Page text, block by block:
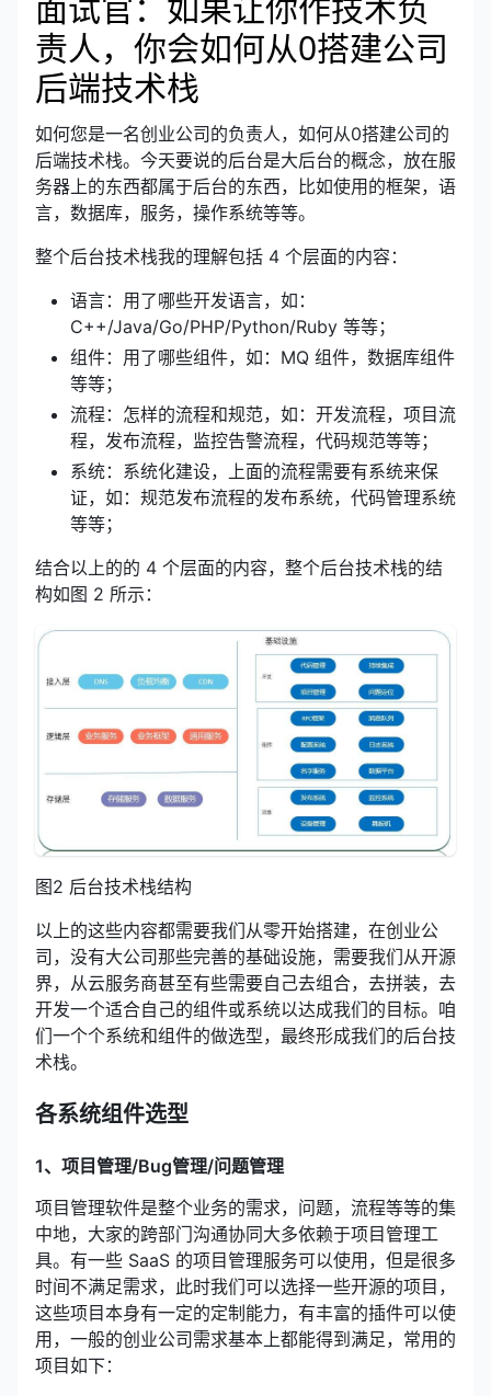
责人，你会如何从0搭建公司
后端技术栈
如何您是一名创业公司的负责人，如何从0搭建公司的
后端技术栈。今天要说的后台是大后台的概念，放在服
务器上的东西都属于后台的东西，比如使用的框架，语
言，数据库，服务，操作系统等等。
整个后台技术栈我的理解包括 4 个层面的内容：
语言：用了哪些开发语言，如：
C++/Java/Go/PHP/Python/Ruby 等等；
组件：用了哪些组件，如：MQ 组件，数据库组件
等等；
流程：怎样的流程和规范，如：开发流程，项目流
程，发布流程，监控告警流程，代码规范等等；
系统：系统化建设，上面的流程需要有系统来保
证，如：规范发布流程的发布系统，代码管理系统
等等；
结合以上的的 4 个层面的内容，整个后台技术栈的结
构如图 2 所示：
图2 后台技术栈结构
以上的这些内容都需要我们从零开始搭建，在创业公
司，没有大公司那些完善的基础设施，需要我们从开源
界，从云服务商甚至有些需要自己去组合，去拼装，去
开发一个适合自己的组件或系统以达成我们的目标。咱
们一个个系统和组件的做选型，最终形成我们的后台技
术栈。
各系统组件选型
1、项目管理/Bug管理/问题管理
项目管理软件是整个业务的需求，问题，流程等等的集
中地，大家的跨部门沟通协同大多依赖于项目管理工
具。有一些 SaaS 的项目管理服务可以使用，但是很多
时间不满足需求，此时我们可以选择一些开源的项目，
这些项目本身有一定的定制能力，有丰富的插件可以使
用，一般的创业公司需求基本上都能得到满足，常用的
项目如下：